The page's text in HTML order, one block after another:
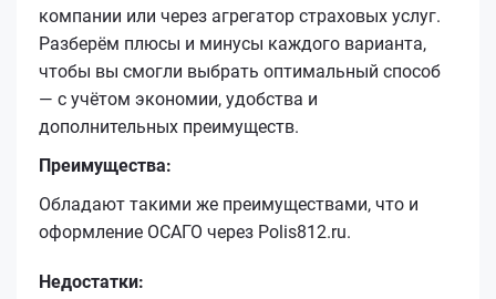
компании или через агрегатор страховых услуг.
Разберём плюсы и минусы каждого варианта,
чтобы вы смогли выбрать оптимальный способ
— с учётом экономии, удобства и
дополнительных преимуществ.
Преимущества:
Обладают такими же преимуществами, что и
оформление ОСАГО через Polis812.ru.
Недостатки: